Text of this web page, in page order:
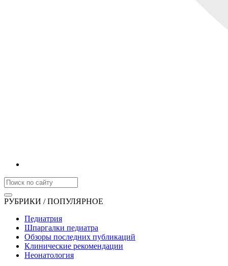
РУБРИКИ / ПОПУЛЯРНОЕ
Педиатрия
Шпаргалки педиатра
Обзоры последних публикаций
Клинические рекомендации
Неонатология